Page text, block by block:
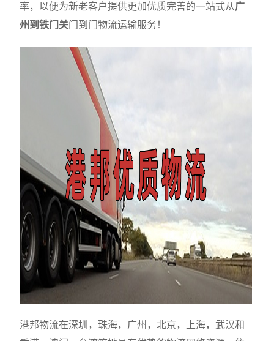
率，以便为新老客户提供更加优质完善的一站式从广
州到铁门关门到门物流运输服务！
港邦物流在深圳，珠海，广州，北京，上海，武汉和